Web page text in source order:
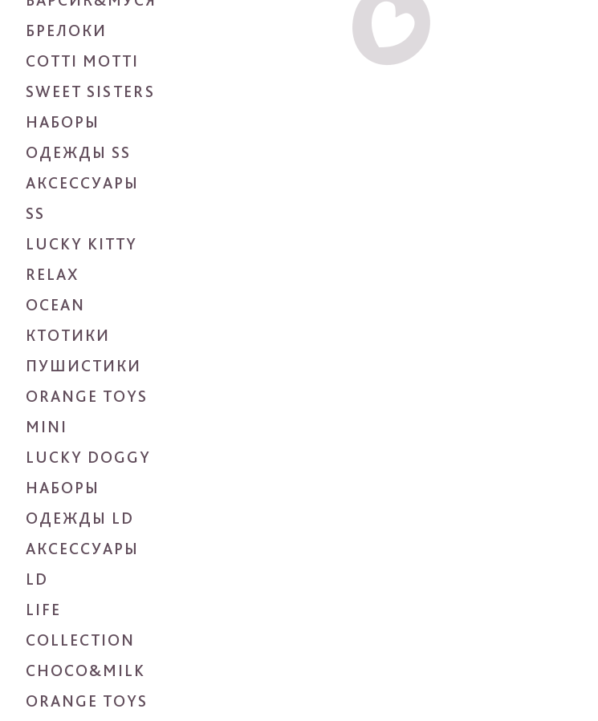
БРЕЛОКИ
COTTI MOTTI
SWEET SISTERS
НАБОРЫ
ОДЕЖДЫ SS
АКСЕССУАРЫ
SS
LUCKY KITTY
RELAX
OCEAN
КТОТИКИ
ПУШИСТИКИ
ORANGE TOYS
MINI
LUCKY DOGGY
НАБОРЫ
ОДЕЖДЫ LD
АКСЕССУАРЫ
LD
LIFE
COLLECTION
CHOCO&MILK
ORANGE TOYS